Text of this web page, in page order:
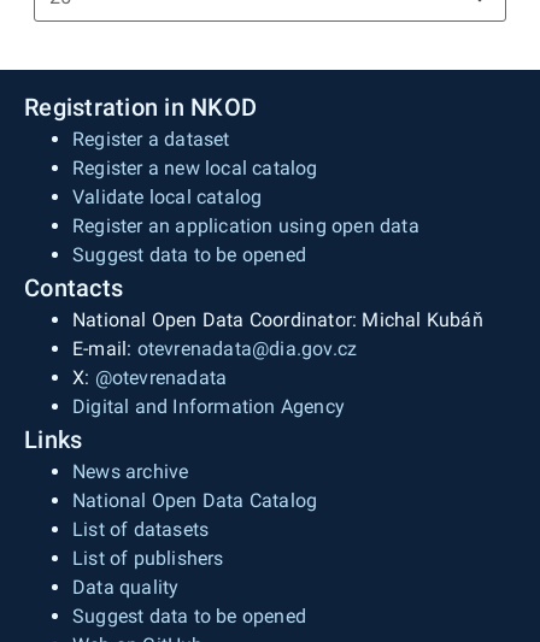
Registration in NKOD
Register a dataset
Register a new local catalog
Validate local catalog
Register an application using open data
Suggest data to be opened
Contacts
National Open Data Coordinator: Michal Kubáň
E-mail: otevrenadata@dia.gov.cz
X: @otevrenadata
Digital and Information Agency
Links
News archive
National Open Data Catalog
List of datasets
List of publishers
Data quality
Suggest data to be opened